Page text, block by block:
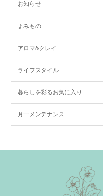
お知らせ
よみもの
アロマ&クレイ
ライフスタイル
暮らしを彩るお気に入り
月一メンテナンス